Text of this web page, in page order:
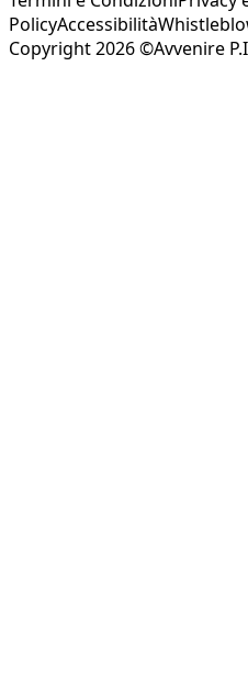
PolicyAccessibilità
Copyright 2026 ©Avvenire